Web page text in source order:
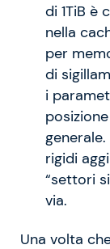
di 1TiB è
nella
per
di
i
rigidi
“settori
via.
Una volta